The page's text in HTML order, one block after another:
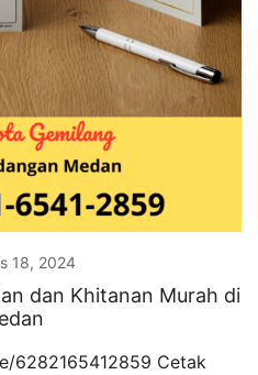
18, 2024
dan Khitanan Murah di
6282165412859 Cetak